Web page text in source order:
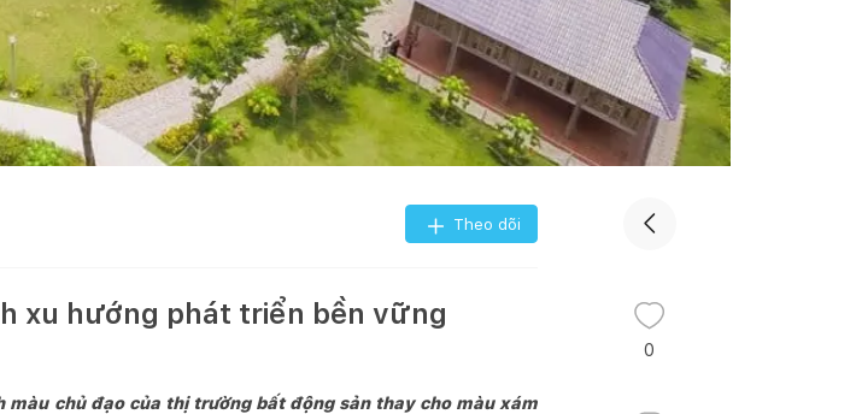
Theo dõi
xu hướng phát triển bền vững
chủ đạo của thị trường bất động sản thay cho màu xám
0